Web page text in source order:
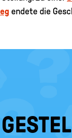
endete die